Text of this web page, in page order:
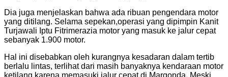
Dia juga menjelaskan bahwa ada ribuan pengendara motor
yang ditilang. Selama sepekan,operasi yang dipimpin Kanit
Turjawali Iptu Fitrimerazia motor yang masuk ke jalur cepat
sebanyak 1.900 motor.
Hal ini disebabkan oleh kurangnya kesadaran dalam tertib
berlalu lintas, terlihat dari masih banyaknya kendaraan motor
ketilang karena memasuki jalur cepat di Margonda. Meski